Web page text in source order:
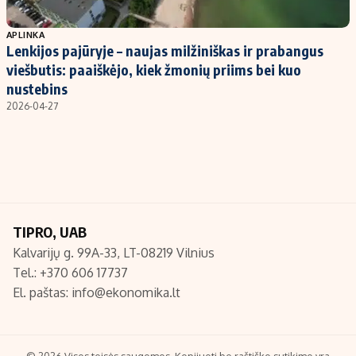
Populiarios temos
Investavimas
Akcijų rinka
Saulės elektrinės
Titulinis
Nedarbo išmokos skaičiuoklė
Redakcija
Apie mus
Redakcijos politika
APLINKA
Lenkijos pajūryje – naujas milžiniškas ir prabangus
viešbutis: paaiškėjo, kiek žmonių priims bei kuo
nustebins
2026-04-27
TIPRO, UAB
Kalvarijų g. 99A-33, LT-08219 Vilnius
Tel.: +370 606 17737
El. paštas: info@ekonomika.lt